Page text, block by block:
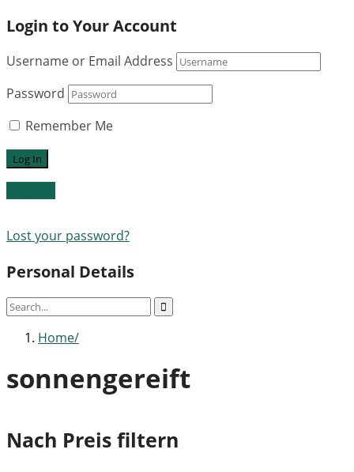
Login to Your Account
Username or Email Address
Password
Remember Me
Lost your password?
Personal Details
Home
sonnengereift
Nach Preis filtern